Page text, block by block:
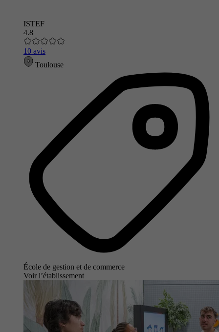
ISTEF
4.8
10 avis
Toulouse
École de gestion et de commerce
Voir l’établissement